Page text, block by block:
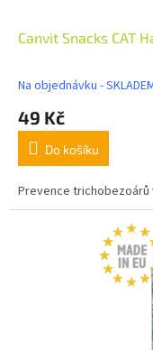
Canvit Snacks CAT
Na objednávku -
49 Kč
Do košíku
Prevence